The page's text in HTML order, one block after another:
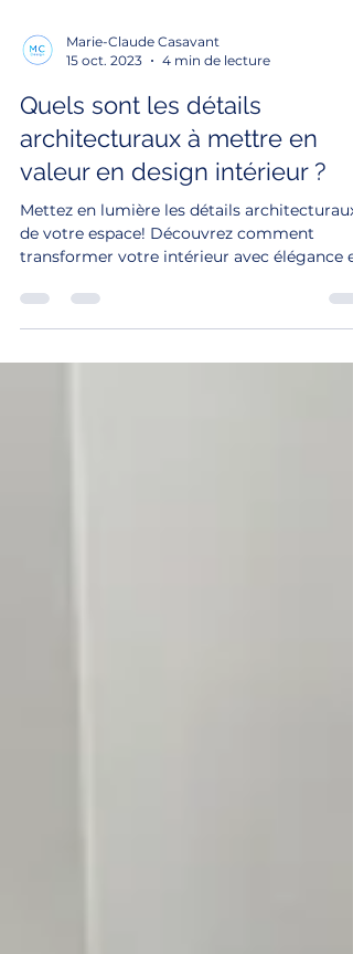
15 oct. 2023
4 min de lecture
Quels sont les détails
architecturaux à mettre en
valeur en design intérieur ?
Mettez en lumière les détails architecturaux
transformer votre intérieur avec élégance et
caractère.